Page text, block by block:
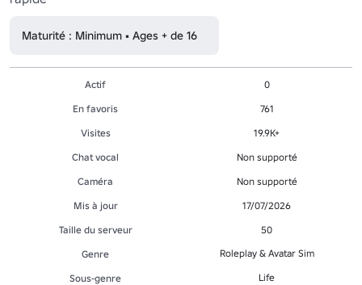
Maturité : Minimum • Ages + de 16
Actif
0
En favoris
761
Visites
19.9K+
Chat vocal
Non supporté
Caméra
Non supporté
Mis à jour
17/07/2026
Taille du serveur
50
Genre
Roleplay & Avatar Sim
Sous-genre Life